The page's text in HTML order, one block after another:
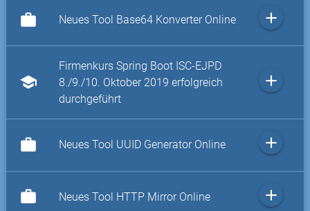
work Neues Tool Base64 Konverter Online add
school
Firmenkurs Spring Boot ISC-EJPD
8./9./10. Oktober 2019 erfolgreich
durchgeführt
add
work Neues Tool UUID Generator Online add
work Neues Tool HTTP Mirror Online add